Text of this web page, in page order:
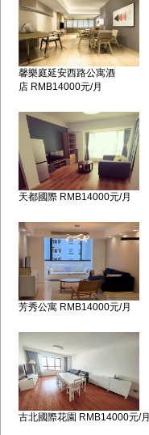
馨樂庭延安西路公寓酒
店 RMB14000元/月
天都國際 RMB14000元/月
芳秀公寓 RMB14000元/月
古北國際花園 RMB14000元/月